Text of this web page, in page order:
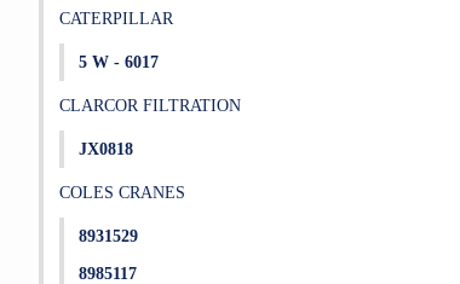
CATERPILLAR
5 W - 6017
CLARCOR FILTRATION
JX0818
COLES CRANES
8931529
8985117